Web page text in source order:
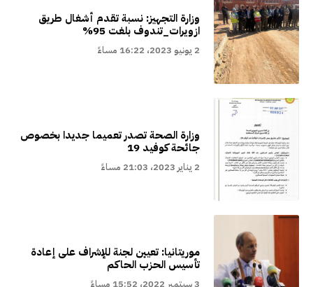
وزارة التجهيز: نسبة تقدم أشغال طريق
ازويرات_تندوف بلغت 95%
2 يونيو 2023، 16:22 مساءً
وزارة الصحة تصدر تعميما جديدا بخصوص
جائحة كوفيد 19
2 يناير 2023، 21:03 مساءً
موريتانيا: تعيين لجنة للإشراف على إعادة
تأسيس الحزب الحاكم
3 سبتمبر 2022، 15:52 مساءً